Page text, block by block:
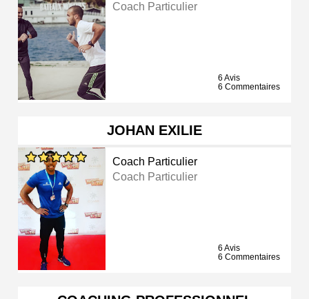
Coach Particulier
6 Avis
6 Commentaires
JOHAN EXILIE
Coach Particulier
Coach Particulier
6 Avis
6 Commentaires